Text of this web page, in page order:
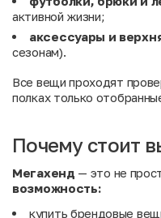
активной жизни;
аксессуары и
сезонам).
Все вещи проходят
полках только
Почему стоит
Мегахенд — это не
возможность:
купить брендовые